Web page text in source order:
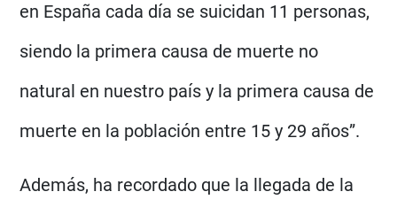
en España cada día se suicidan 11 personas,
siendo la primera causa de muerte no
natural en nuestro país y la primera causa de
muerte en la población entre 15 y 29 años”.
Además, ha recordado que la llegada de la